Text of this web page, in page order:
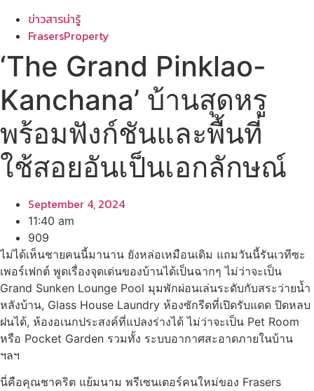
ข่าวสารน่ารู้
FrasersProperty
‘The Grand Pinklao-
Kanchana’ บ้านสุดหรู
พร้อมฟังก์ชันและพื้นที่
ใช้สอยอันเป็นเอกลักษณ์
September 4, 2024
11:40 am
909
ไม่ได้เห็นชายคนนี้มานาน ยังหล่อเหมือนเดิม แถมวันนี้รันเวทีซะ
เพอร์เฟกต์ พูดเรื่องจุดเด่นของบ้านได้เป็นฉากๆ ไม่ว่าจะเป็น
Grand Sunken Lounge Pool มุมพักผ่อนเล่นระดับกับสระว่ายน้ำ
หลังบ้าน, Glass House Laundry ห้องซักรีดที่เปิดรับแดด ปิดหลบ
ฝนได้, ห้องอเนกประสงค์ที่แปลงร่างได้ ไม่ว่าจะเป็น Pet Room
หรือ Pocket Garden รวมทั้ง ระบบอากาศสะอาดภายในบ้าน
ฯลฯ
นี่คือคุณชาคริต แย้มนาม พรีเซนเตอร์คนใหม่ของ Frasers